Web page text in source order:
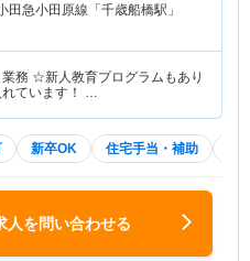
田急小田原線「千歳船橋駅」
務 ☆新人教育プログラムもあり
ています！ …
新卒OK 住宅手当・補助
人を問い合わせる